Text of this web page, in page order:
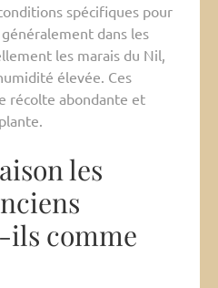
spécifiques pour
dans les
les marais du Nil,
élevée. Ces
récolte abondante et
les
ils comme